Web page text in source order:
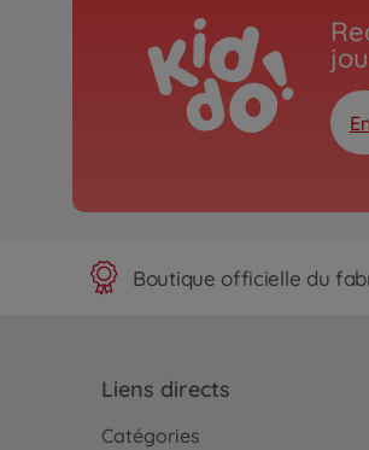
Boutique officielle du
Liens directs
Catégories